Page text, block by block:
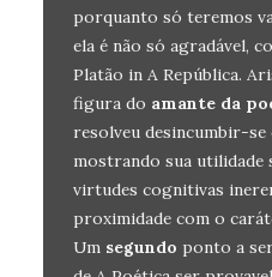
porquanto só teremos
ela é não só agradável,
Platão in A República.
figura do amante da
resolveu desincumbir-se
mostrando sua utilidade
virtudes cognitivas
proximidade com o
Um segundo ponto a